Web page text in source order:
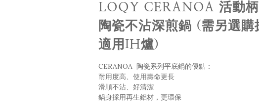
LOQY CERANOA 活動
陶瓷不沾深煎鍋 (需另選
適用IH爐)
CERANOA  陶瓷系列平底鍋的優點：
耐用度高、使用壽命更長
滑順不沾、好清潔
鍋身採用再生鋁材，更環保